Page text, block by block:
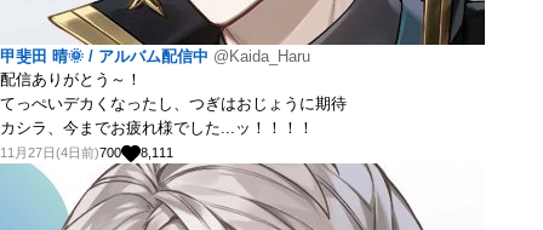
甲斐田 晴🌞 / アルバム配信中 @Kaida_Haru
配信ありがとう～！
てっぺいデカくなったし、つぎはおじょうに期待
カシラ、今までお疲れ様でした...ッ！！！！
11月27日(4日前)700 8,111